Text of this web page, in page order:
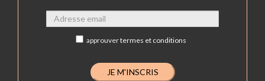
approuvertermes et conditions